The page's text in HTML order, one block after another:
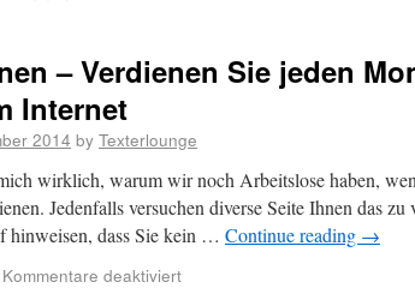
– Verdienen Sie jeden
Internet
2014 by Texterlounge
wirklich, warum wir noch Arbeitslose haben,
Jedenfalls versuchen diverse Seite Ihnen das
hinweisen, dass Sie kein … Continue reading →
Kommentare deaktiviert